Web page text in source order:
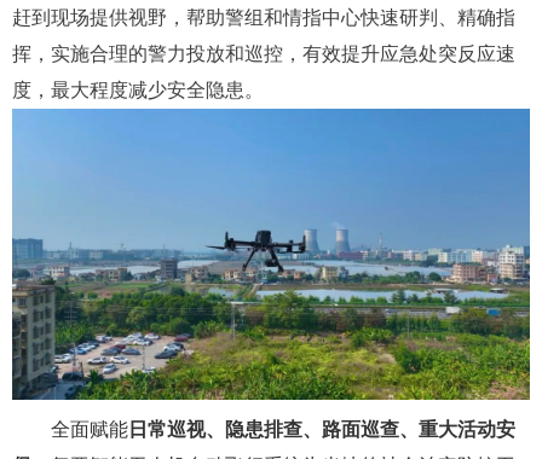
赶到现场提供视野，帮助警组和情指中心快速研判、精确指
挥，实施合理的警力投放和巡控，有效提升应急处突反应速
度，最大程度减少安全隐患。
全面赋能 日常巡视、隐患排查、路面巡查、重大活动安